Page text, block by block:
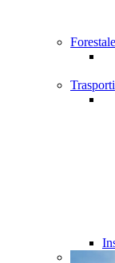
Forestale
Trasporti